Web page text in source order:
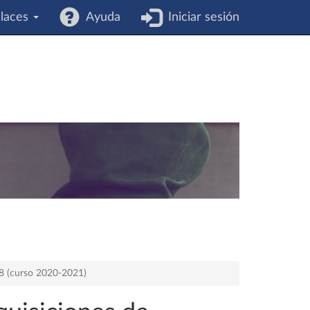
Ayuda Iniciar sesión
(curso 2020-2021)